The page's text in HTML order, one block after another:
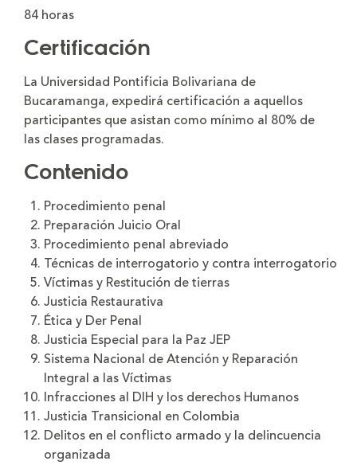
84 horas
Certificación
La Universidad Pontificia Bolivariana de
Bucaramanga, expedirá certificación a aquellos
participantes que asistan como mínimo al 80% de
las clases programadas.
Contenido
Procedimiento penal
Preparación Juicio Oral
Procedimiento penal abreviado
Técnicas de interrogatorio y contra interrogatorio
Víctimas y Restitución de tierras
Justicia Restaurativa
Ética y Der Penal
Justicia Especial para la Paz JEP
Sistema Nacional de Atención y Reparación
Integral a las Víctimas
Infracciones al DIH y los derechos Humanos
Justicia Transicional en Colombia
Delitos en el conflicto armado y la delincuencia
organizada